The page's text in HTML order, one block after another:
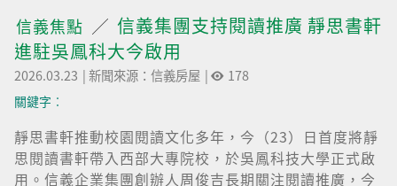
信義焦點
信義集團支持閱讀推廣 靜思書軒
進駐吳鳳科大今啟用
2026.03.23 |新聞來源：信義房屋 | 178
關鍵字︰
靜思書軒推動校園閱讀文化多年，今（23）日首度將靜
思閱讀書軒帶入西部大專院校，於吳鳳科技大學正式啟
用。信義企業集團創辦人周俊吉長期關注閱讀推廣，今